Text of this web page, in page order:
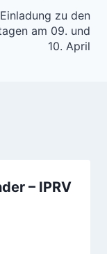
Einladung zu den
am 09. und
10. April
– IPRV